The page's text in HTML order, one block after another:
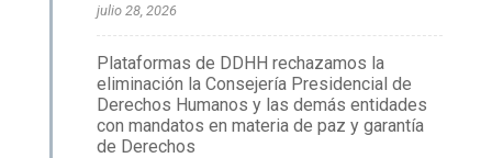
julio 28, 2026
Plataformas de DDHH rechazamos la
eliminación la Consejería Presidencial de
Derechos Humanos y las demás entidades
con mandatos en materia de paz y garantía
de Derechos